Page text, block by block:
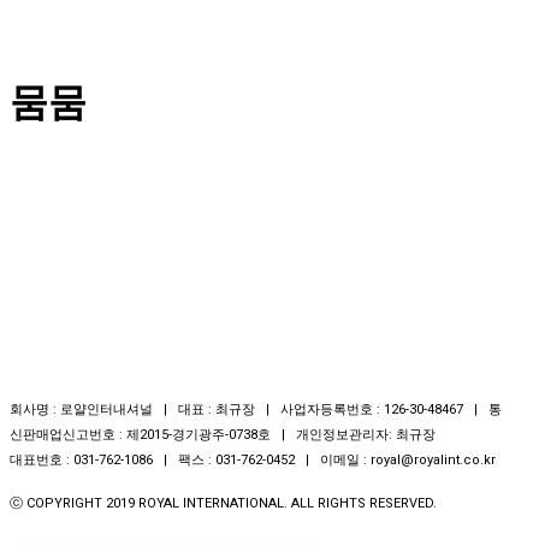
뭄뭄
회사명 : 로얄인터내셔널 | 대표 : 최규장 | 사업자등록번호 : 126-30-48467 | 통
신판매업신고번호 : 제2015-경기광주-0738호 | 개인정보관리자: 최규장
대표번호 : 031-762-1086 | 팩스 : 031-762-0452 | 이메일 : royal@royalint.co.kr
ⓒ COPYRIGHT 2019 ROYAL INTERNATIONAL. ALL RIGHTS RESERVED.